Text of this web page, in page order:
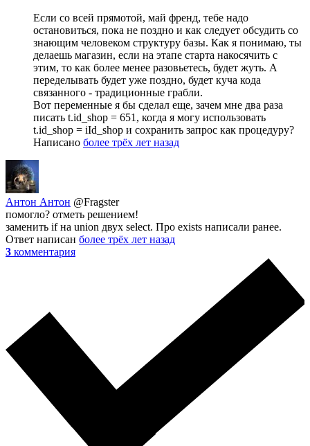
Если со всей прямотой, май френд, тебе надо
остановиться, пока не поздно и как следует обсудить со
знающим человеком структуру базы. Как я понимаю, ты
делаешь магазин, если на этапе старта накосячить с
этим, то как более менее разовьетесь, будет жуть. А
переделывать будет уже поздно, будет куча кода
связанного - традиционные грабли.
Вот переменные я бы сделал еще, зачем мне два раза
писать t.id_shop = 651, когда я могу использовать
t.id_shop = iId_shop и сохранить запрос как процедуру?
Написано более трёх лет назад
Антон Антон @Fragster
помогло? отметь решением!
заменить if на union двух select. Про exists написали ранее.
Ответ написан более трёх лет назад
3 комментария